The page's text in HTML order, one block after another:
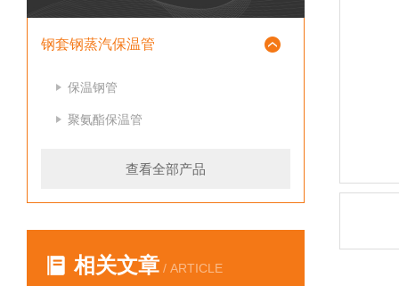
钢套钢蒸汽保温管
保温钢管
聚氨酯保温管
查看全部产品
相关文章 / ARTICLE